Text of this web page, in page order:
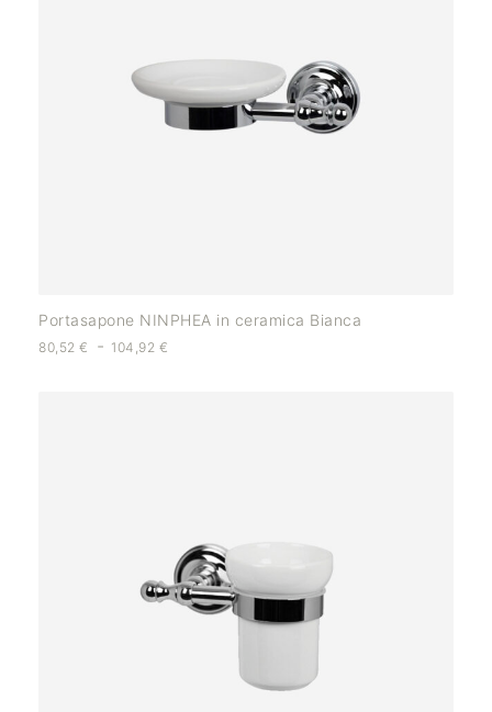
Portasapone NINPHEA in ceramica Bianca
80,52 € - 104,92 €